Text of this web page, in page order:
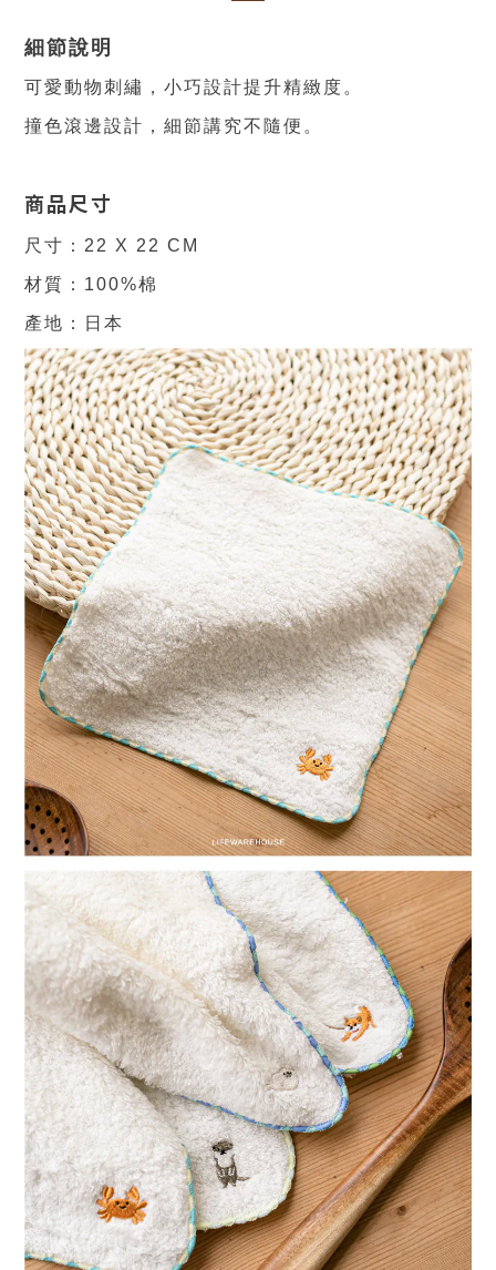
細節說明
可愛動物刺繡，小巧設計提升精緻度。
撞色滾邊設計，細節講究不隨便。
商品尺寸
尺寸：22 X 22 CM
材質：100%棉
產地：日本